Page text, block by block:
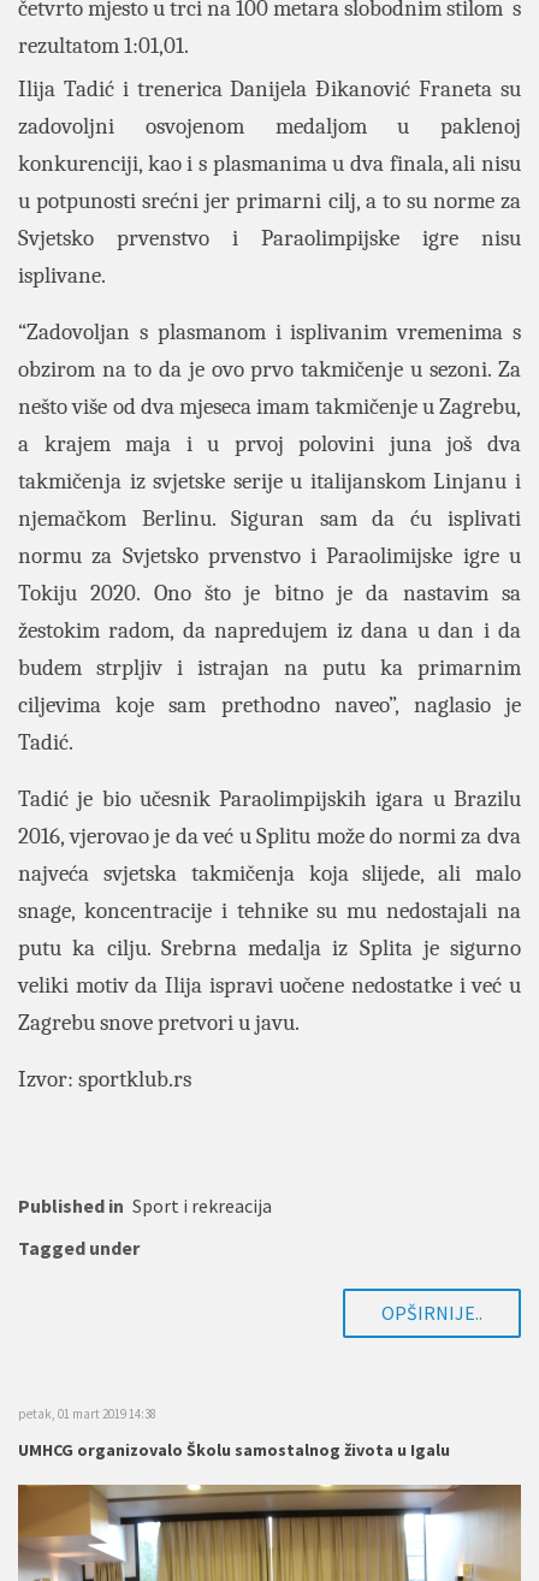
četvrto mjesto u trci na 100 metara slobodnim stilom s
rezultatom 1:01,01.
Ilija Tadić i trenerica Danijela Đikanović Franeta su
zadovoljni osvojenom medaljom u paklenoj
konkurenciji, kao i s plasmanima u dva finala, ali nisu
u potpunosti srećni jer primarni cilj, a to su norme za
Svjetsko prvenstvo i Paraolimpijske igre nisu
isplivane.
“Zadovoljan s plasmanom i isplivanim vremenima s
obzirom na to da je ovo prvo takmičenje u sezoni. Za
nešto više od dva mjeseca imam takmičenje u Zagrebu,
a krajem maja i u prvoj polovini juna još dva
takmičenja iz svjetske serije u italijanskom Linjanu i
njemačkom Berlinu. Siguran sam da ću isplivati
normu za Svjetsko prvenstvo i Paraolimijske igre u
Tokiju 2020. Ono što je bitno je da nastavim sa
žestokim radom, da napredujem iz dana u dan i da
budem strpljiv i istrajan na putu ka primarnim
ciljevima koje sam prethodno naveo”, naglasio je
Tadić.
Tadić je bio učesnik Paraolimpijskih igara u Brazilu
2016, vjerovao je da već u Splitu može do normi za dva
najveća svjetska takmičenja koja slijede, ali malo
snage, koncentracije i tehnike su mu nedostajali na
putu ka cilju. Srebrna medalja iz Splita je sigurno
veliki motiv da Ilija ispravi uočene nedostatke i već u
Zagrebu snove pretvori u javu.
Izvor: sportklub.rs
Published in Sport i rekreacija
Tagged under
OPŠIRNIJE..
petak, 01 mart 2019 14:38
UMHCG organizovalo Školu samostalnog života u Igalu